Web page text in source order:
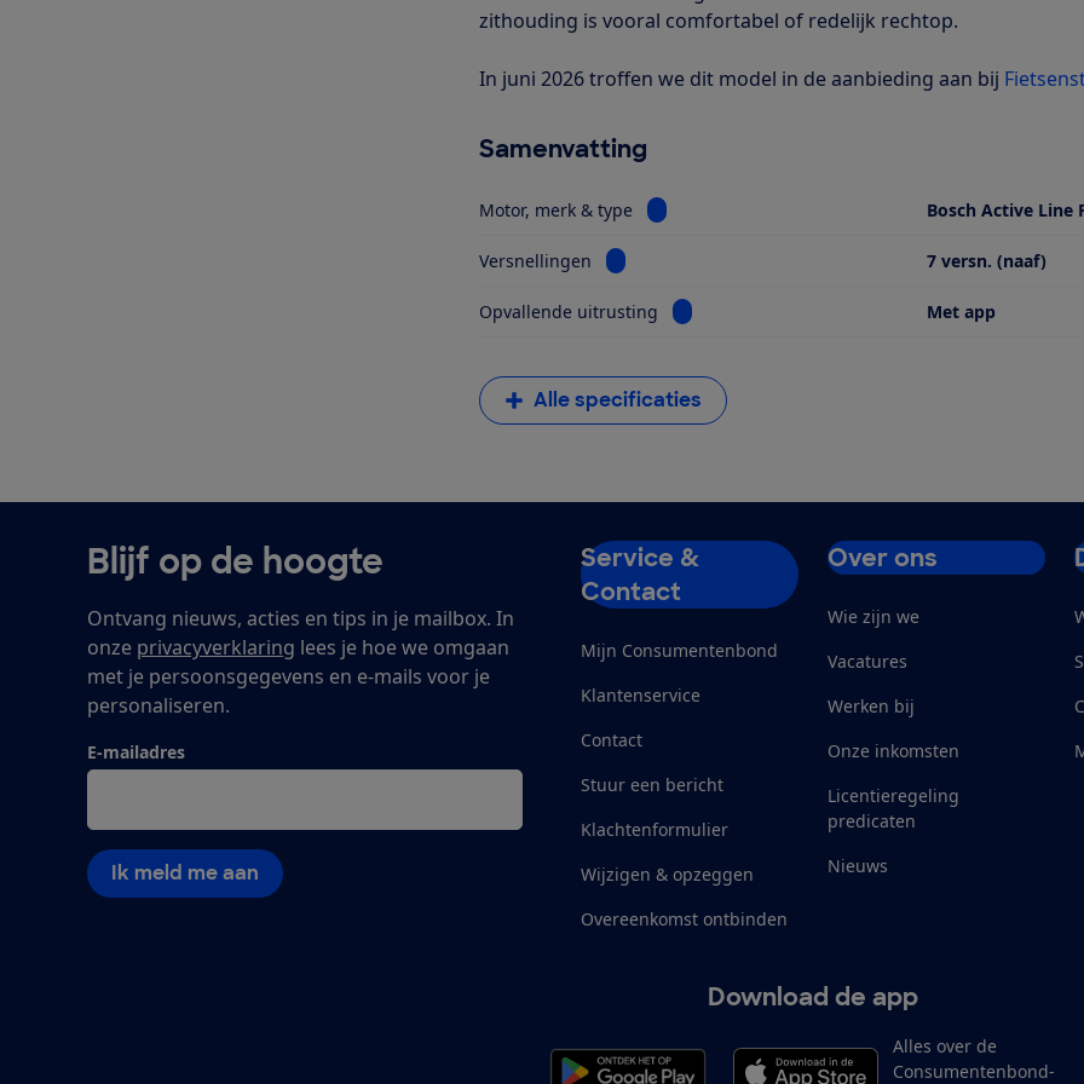
zithouding is vooral comfortabel of redelijk rechtop.
In juni 2026 troffen we dit model in de aanbieding aan bij
Samenvatting
Motor, merk & type Bekijk informatie voor Motor, merk & typeBosch Active Line
Versnellingen Bekijk informatie voor Versnellingen 7 versn. (naaf)
Opvallende uitrusting Bekijk informatie voor Opvallende uitrusting
Met app
Alle specificaties
Blijf op de hoogte
Ontvang nieuws, acties en tips in je mailbox. In
onze privacyverklaring lees je hoe we omgaan
met je persoonsgegevens en e-mails voor je
personaliseren.
E-mailadres
Ik meld me aan
Service &
Contact
Mijn Consumentenbond
Klantenservice
Contact
Stuur een bericht
Klachtenformulier
Wijzigen & opzeggen
Overeenkomst ontbinden
Over ons
Wie zijn we
Vacatures
Werken bij
Onze inkomsten
Licentieregeling
predicaten
Nieuws
Download de app
Alles over de
Consumentenbond-